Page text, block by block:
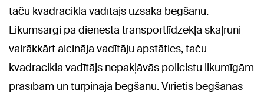
taču kvadracikla vadītājs uzsāka bēgšanu.
Likumsargi pa dienesta transportlīdzekļa skaļruni
vairākkārt aicināja vadītāju apstāties, taču
kvadracikla vadītājs nepakļāvās policistu likumīgām
prasībām un turpināja bēgšanu. Vīrietis bēgšanas